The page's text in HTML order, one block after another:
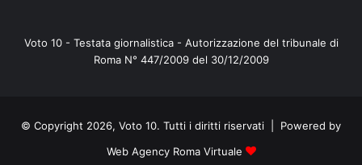
Voto 10 - Testata giornalistica - Autorizzazione del tribunale di
Roma N° 447/2009 del 30/12/2009
© Copyright 2026, Voto 10. Tutti i diritti riservati | Powered by
Web Agency Roma Virtuale